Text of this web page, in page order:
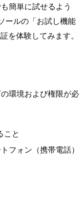
簡単に試せるよう
ールの「お試し機能
を体験してみます。
環境および権限が必
こと
フォン（携帯電話）